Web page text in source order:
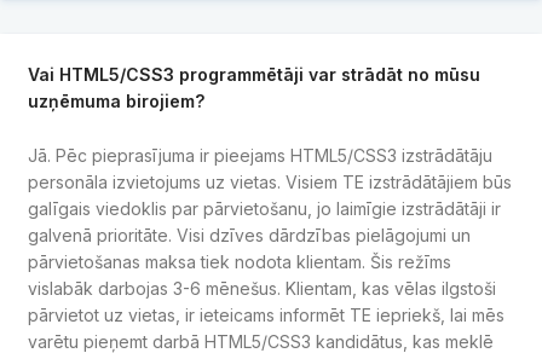
Vai HTML5/CSS3 programmētāji var strādāt no mūsu
uzņēmuma birojiem?
Jā. Pēc pieprasījuma ir pieejams HTML5/CSS3 izstrādātāju
personāla izvietojums uz vietas. Visiem TE izstrādātājiem būs
galīgais viedoklis par pārvietošanu, jo laimīgie izstrādātāji ir
galvenā prioritāte. Visi dzīves dārdzības pielāgojumi un
pārvietošanas maksa tiek nodota klientam. Šis režīms
vislabāk darbojas 3-6 mēnešus. Klientam, kas vēlas ilgstoši
pārvietot uz vietas, ir ieteicams informēt TE iepriekš, lai mēs
varētu pieņemt darbā HTML5/CSS3 kandidātus, kas meklē